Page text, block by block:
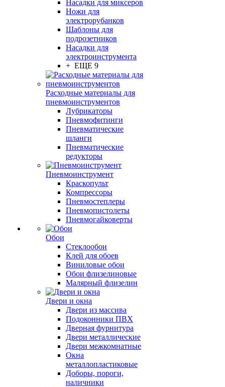
Насадки для миксеров
Ножи для
электрорубанков
Шаблоны для
подрозетников
Насадки для
электроинструмента
+ ЕЩЕ 9
Расходные материалы для
пневмоинструментов
Лубрикаторы
Пневмофитинги
Пневматические
шланги
Пневматические
редукторы
Пневмоинструмент
Краскопульт
Компрессоры
Пневмостеплеры
Пневмопистолеты
Пневмогайковерты
Обои
Стеклообои
Клей для обоев
Виниловые обои
Обои флизелиновые
Малярный флизелин
Двери и окна
Двери из массива
Подоконники ПВХ
Дверная фурнитура
Двери металлические
Двери межкомнатные
Окна
металлопластиковые
Доборы, пороги,
наличники